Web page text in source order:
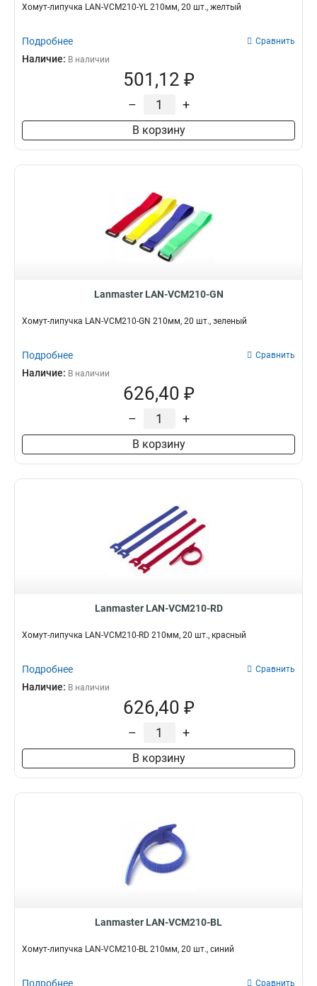
Хомут-липучка LAN-VCM210-YL 210мм, 20 шт., желтый
Подробнее Сравнить
Наличие: В наличии
501,12 ₽
– +
В корзину
Lanmaster LAN-VCM210-GN
Хомут-липучка LAN-VCM210-GN 210мм, 20 шт., зеленый
Подробнее Сравнить
Наличие: В наличии
626,40 ₽
– +
В корзину
Lanmaster LAN-VCM210-RD
Хомут-липучка LAN-VCM210-RD 210мм, 20 шт., красный
Подробнее Сравнить
Наличие: В наличии
626,40 ₽
– +
В корзину
Lanmaster LAN-VCM210-BL
Хомут-липучка LAN-VCM210-BL 210мм, 20 шт., синий
Подробнее Сравнить